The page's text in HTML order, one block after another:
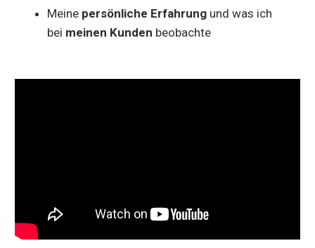
Meine persönliche Erfahrungund was ich
bei meinen Kunden beobachte